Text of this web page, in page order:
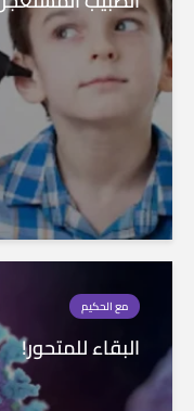
مع الحكيم
البقاء للمتحور!